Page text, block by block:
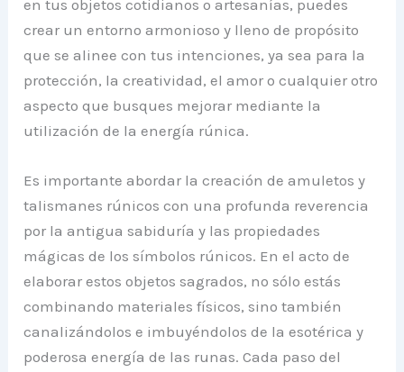
en tus objetos cotidianos o artesanías, puedes
crear un entorno armonioso y lleno de propósito
que se alinee con tus intenciones, ya sea para la
protección, la creatividad, el amor o cualquier otro
aspecto que busques mejorar mediante la
utilización de la energía rúnica.
Es importante abordar la creación de amuletos y
talismanes rúnicos con una profunda reverencia
por la antigua sabiduría y las propiedades
mágicas de los símbolos rúnicos. En el acto de
elaborar estos objetos sagrados, no sólo estás
combinando materiales físicos, sino también
canalizándolos e imbuyéndolos de la esotérica y
poderosa energía de las runas. Cada paso del